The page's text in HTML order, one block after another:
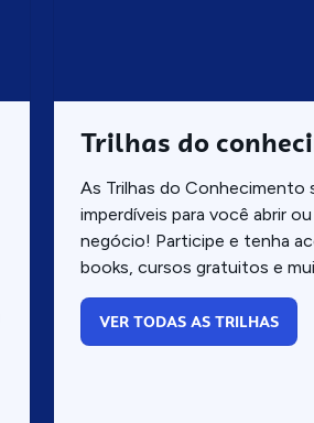
Trilhas do
As Trilhas do Conhecimento
imperdíveis para você abrir
negócio! Participe e tenha
books, cursos gratuitos e
VER TODAS AS TRILHAS